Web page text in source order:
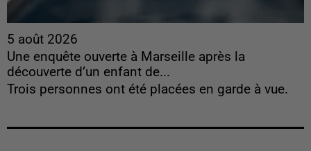
5 août 2026
Une enquête ouverte à Marseille après la
découverte d’un enfant de...
Trois personnes ont été placées en garde à vue.